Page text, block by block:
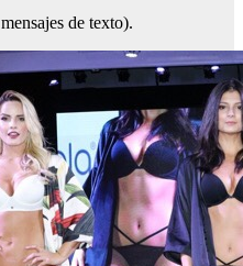
de texto).